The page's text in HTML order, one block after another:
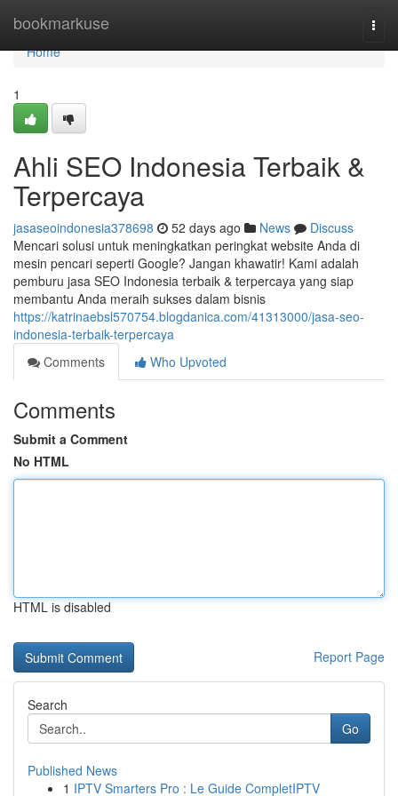
bookmarkuse
Home
Home
1
Ahli SEO Indonesia Terbaik &
Terpercaya
jasaseoindonesia378698 52 days ago News
Discuss
Mencari solusi untuk meningkatkan peringkat website Anda di
mesin pencari seperti Google? Jangan khawatir! Kami adalah
pemburu jasa SEO Indonesia terbaik & terpercaya yang siap
membantu Anda meraih sukses dalam bisnis
https://katrinaebsl570754.blogdanica.com/41313000/jasa-seo-
indonesia-terbaik-terpercaya
Comments
Who Upvoted
Comments
Submit a Comment
No HTML
HTML is disabled
Report Page
Search
Go
Published News
1 IPTV Smarters Pro : Le Guide CompletIPTV